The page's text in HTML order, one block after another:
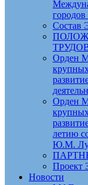
Состав
Орден
Орден
летию
Ю.М.
Проект
Новости